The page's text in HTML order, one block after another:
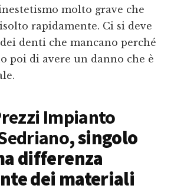
molto grave che
rapidamente. Ci si deve
denti che mancano perché
poi di avere un danno che è
Impianto
, singolo
differenza
dei materiali